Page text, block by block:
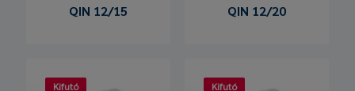
QIN 12/15 QIN 12/20
Kifutó Kifutó